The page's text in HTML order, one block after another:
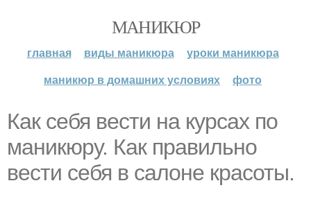
МАНИКЮР
главная виды маникюра
уроки маникюра
маникюр в домашних условиях
фото
Как себя вести на курсах по
маникюру. Как правильно
вести себя в салоне красоты.